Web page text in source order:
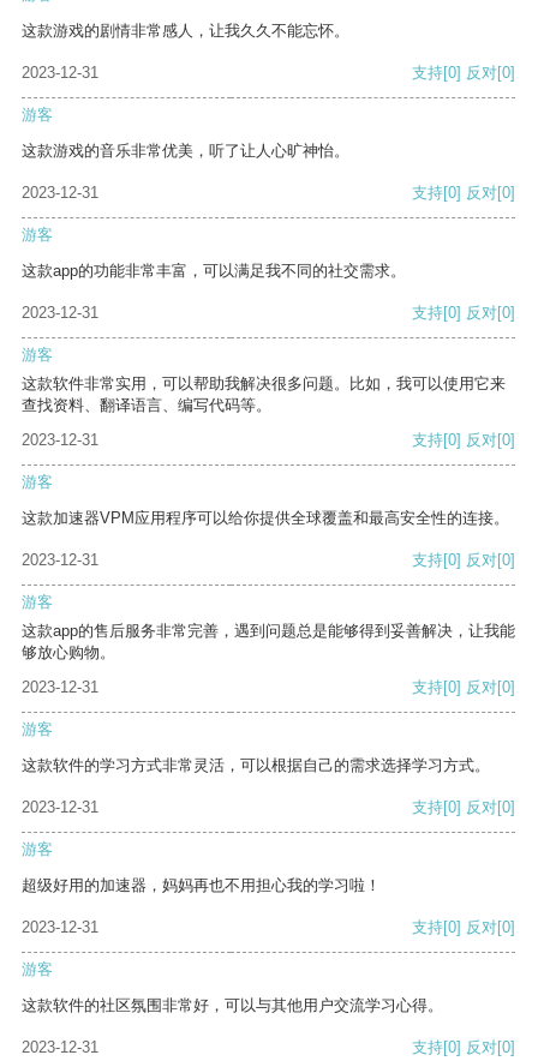
这款游戏的剧情非常感人，让我久久不能忘怀。
2023-12-31 支持[0] 反对[0]
游客
这款游戏的音乐非常优美，听了让人心旷神怡。
2023-12-31 支持[0] 反对[0]
游客
这款app的功能非常丰富，可以满足我不同的社交需求。
2023-12-31 支持[0] 反对[0]
游客
这款软件非常实用，可以帮助我解决很多问题。比如，我可以使用它来
查找资料、翻译语言、编写代码等。
2023-12-31
支持[0] 反对[0]
游客
这款加速器VPM应用程序可以给你提供全球覆盖和最高安全性的连接。
2023-12-31 支持[0] 反对[0]
游客
这款app的售后服务非常完善，遇到问题总是能够得到妥善解决，让我能
够放心购物。
2023-12-31
支持[0] 反对[0]
游客
这款软件的学习方式非常灵活，可以根据自己的需求选择学习方式。
2023-12-31 支持[0] 反对[0]
游客
超级好用的加速器，妈妈再也不用担心我的学习啦！
2023-12-31 支持[0] 反对[0]
游客
这款软件的社区氛围非常好，可以与其他用户交流学习心得。
2023-12-31 支持[0] 反对[0]